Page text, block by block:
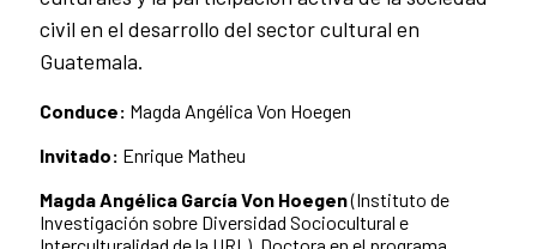
civil en el desarrollo del sector cultural en
Guatemala.
Conduce: Magda Angélica Von Hoegen
Invitado: Enrique Matheu
Magda Angélica García Von Hoegen(Instituto de
Investigación sobre Diversidad Sociocultural e